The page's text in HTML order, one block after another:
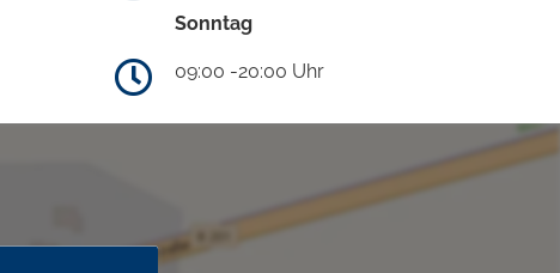
Sonntag
09:00 -20:00 Uhr